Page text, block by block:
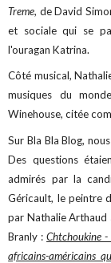
Treme, de David
et sociale qui se
l'ouragan Katrina.
Côté musical,
musiques du
Winehouse, citée
Sur Bla Bla Blog,
Des questions
admirés par la
Géricault, le peintre
par Nathalie Arthaud
Branly :Chtchoukine -
africains-américains